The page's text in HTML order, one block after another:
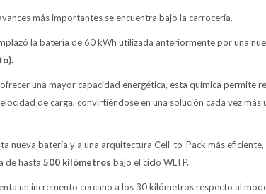
más importantes se encuentra bajo la carrocería.
la batería de 60 kWh utilizada anteriormente por una
una mayor capacidad energética, esta química permite
de carga, convirtiéndose en una solución cada vez
nueva batería y a una arquitectura Cell-to-Pack más
de hasta 500 kilómetros bajo el ciclo WLTP.
un incremento cercano a los 30 kilómetros respecto al